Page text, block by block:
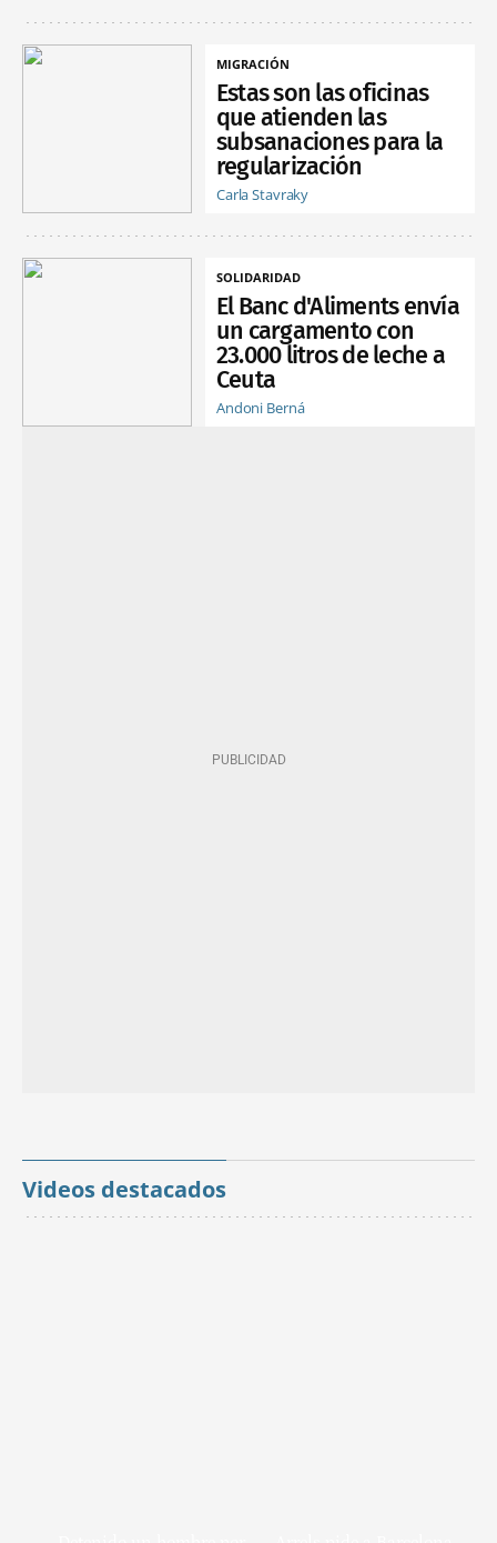
MIGRACIÓN
Estas son las oficinas
que atienden las
subsanaciones para la
regularización
Carla Stavraky
SOLIDARIDAD
El Banc d'Aliments envía
un cargamento con
23.000 litros de leche a
Ceuta
Andoni Berná
Videos destacados